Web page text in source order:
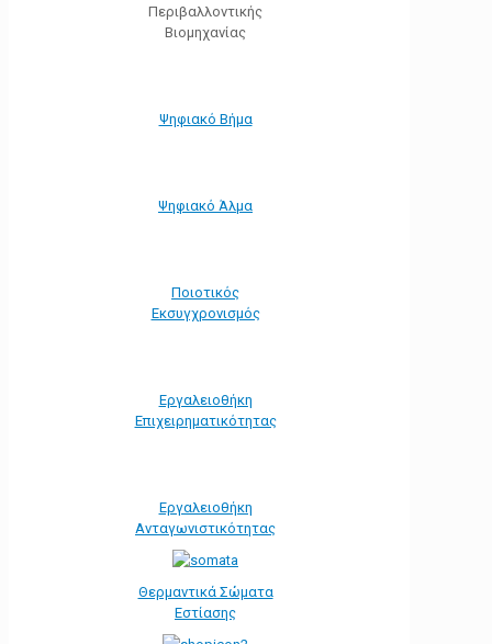
Περιβαλλοντικής
Βιομηχανίας
Ψηφιακό Βήμα
Ψηφιακό Άλμα
Ποιοτικός
Εκσυγχρονισμός
Εργαλειοθήκη
Eπιχειρηματικότητας
Εργαλειοθήκη
Ανταγωνιστικότητας
Θερμαντικά Σώματα
Εστίασης